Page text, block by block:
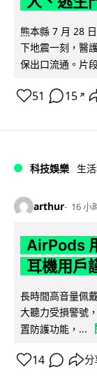
熊本縣 7 月 28
下地震一刻，醫
保出口流通。片
51 15 ↗
科技娛樂 生
arthur 16 小
AirPods
耳機用戶
長時間高音量佩
大聽力受損警號
置防護功能，...
14 分